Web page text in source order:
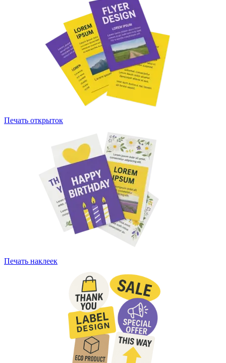
Печать открыток
Печать наклеек